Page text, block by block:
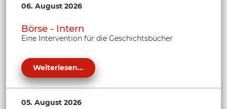
06. August 2026
Börse - Intern
Eine Intervention für die Geschichtsbücher
Weiterlesen...
05. August 2026